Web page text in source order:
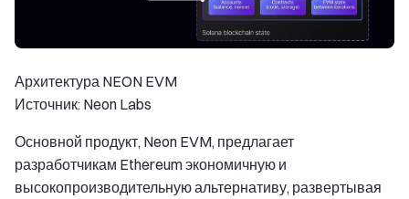
Архитектура NEON EVM
Источник: Neon Labs
Основной продукт, Neon EVM, предлагает
разработчикам Ethereum экономичную и
высокопроизводительную альтернативу, развертывая